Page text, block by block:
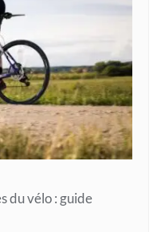
du vélo : guide